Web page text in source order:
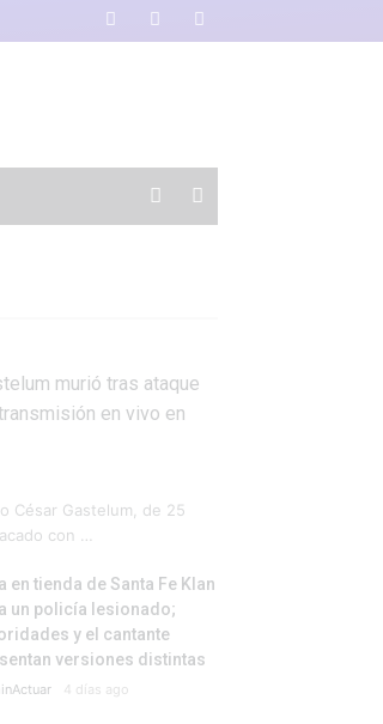
murió tras ataque
en vivo en
César Gastelum, de 25
con …
en tienda de Santa Fe Klan
un policía lesionado;
y el cantante
versiones distintas
4 días ago